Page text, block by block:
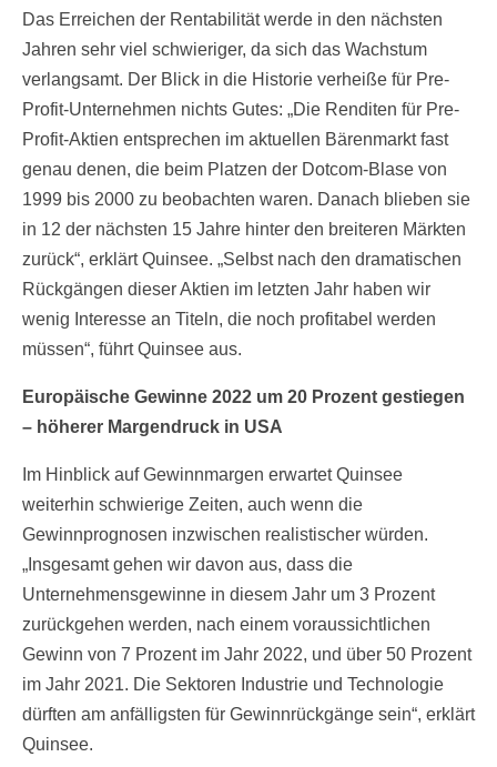
Das Erreichen der Rentabilität werde in den nächsten
Jahren sehr viel schwieriger, da sich das Wachstum
verlangsamt. Der Blick in die Historie verheiße für Pre-
Profit-Unternehmen nichts Gutes: „Die Renditen für Pre-
Profit-Aktien entsprechen im aktuellen Bärenmarkt fast
genau denen, die beim Platzen der Dotcom-Blase von
1999 bis 2000 zu beobachten waren. Danach blieben sie
in 12 der nächsten 15 Jahre hinter den breiteren Märkten
zurück“, erklärt Quinsee. „Selbst nach den dramatischen
Rückgängen dieser Aktien im letzten Jahr haben wir
wenig Interesse an Titeln, die noch profitabel werden
müssen“, führt Quinsee aus.
Europäische Gewinne 2022 um 20 Prozent gestiegen
– höherer Margendruck in USA
Im Hinblick auf Gewinnmargen erwartet Quinsee
weiterhin schwierige Zeiten, auch wenn die
Gewinnprognosen inzwischen realistischer würden.
„Insgesamt gehen wir davon aus, dass die
Unternehmensgewinne in diesem Jahr um 3 Prozent
zurückgehen werden, nach einem voraussichtlichen
Gewinn von 7 Prozent im Jahr 2022, und über 50 Prozent
im Jahr 2021. Die Sektoren Industrie und Technologie
dürften am anfälligsten für Gewinnrückgänge sein“, erklärt
Quinsee.